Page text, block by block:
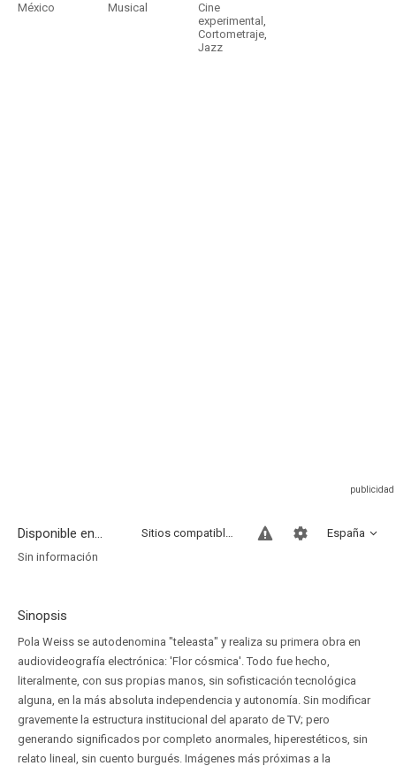
México Musical
Cine
experimental ,
Cortometraje,
Jazz
Disponible en... España
Sitios compatibles
Sin información
Sinopsis
Pola Weiss se autodenomina "teleasta" y realiza su primera obra en
audiovideografía electrónica: 'Flor cósmica'. Todo fue hecho,
literalmente, con sus propias manos, sin sofisticación tecnológica
alguna, en la más absoluta independencia y autonomía. Sin modificar
gravemente la estructura institucional del aparato de TV; pero
generando significados por completo anormales, hiperestéticos, sin
relato lineal, sin cuento burgués. Imágenes más próximas a la